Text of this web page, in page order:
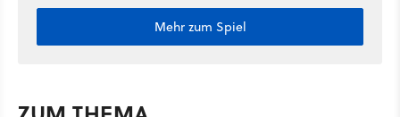
Mehr zum Spiel